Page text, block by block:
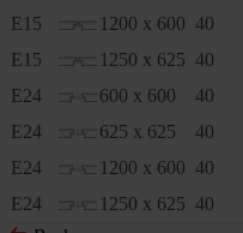
E15
1200 x 600 40
E15
1250 x 625 40
E24
600 x 600 40
E24
625 x 625 40
E24
1200 x 600 40
E24
1250 x 625 40